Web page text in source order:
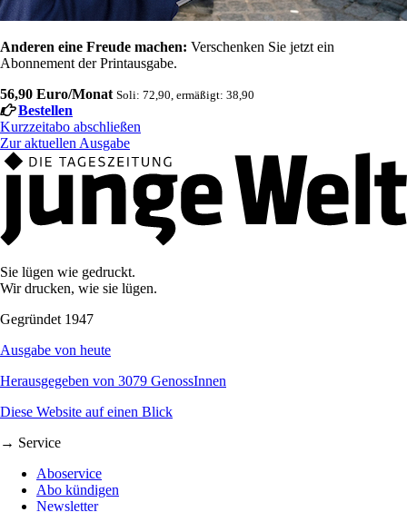
Anderen eine Freude machen: Verschenken Sie jetzt ein
Abonnement der Printausgabe.
56,90 Euro/Monat Soli: 72,90, ermäßigt: 38,90
Bestellen
Kurzzeitabo abschließen
Zur aktuellen Ausgabe
Sie lügen wie gedruckt.
Wir drucken, wie sie lügen.
Gegründet 1947
Ausgabe von heute
Herausgegeben von 3079 GenossInnen
Diese Website auf einen Blick
→ Service
Aboservice
Abo kündigen
Newsletter